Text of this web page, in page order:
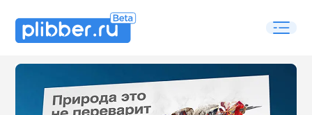
Some SEO Title